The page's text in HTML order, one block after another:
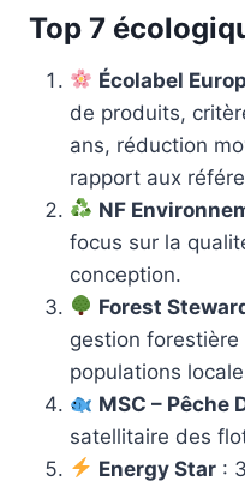
Top 7
Écolabel
de produits,
ans, réduction
rapport aux
NF
focus sur la
conception.
Forest
gestion
populations
MSC – Pêche
satellitaire des
Energy Star :